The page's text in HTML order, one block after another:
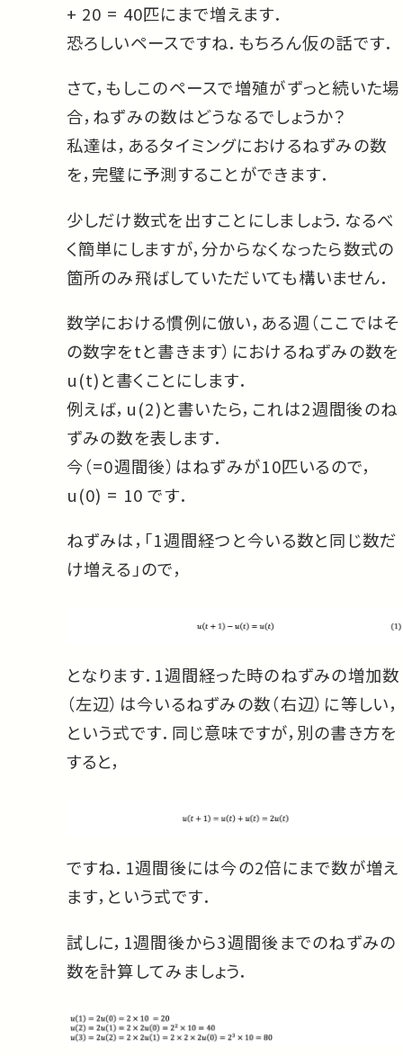
+ 20 = 40匹にまで増えます．
恐ろしいペースですね．もちろん仮の話です．
さて，もしこのペースで増殖がずっと続いた場
合，ねずみの数はどうなるでしょうか？
私達は，あるタイミングにおけるねずみの数
を，完璧に予測することができます．
少しだけ数式を出すことにしましょう．なるべ
く簡単にしますが，分からなくなったら数式の
箇所のみ飛ばしていただいても構いません．
数学における慣例に倣い，ある週（ここではそ
の数字をtと書きます）におけるねずみの数を
u(t)と書くことにします．
例えば，u(2)と書いたら，これは2週間後のね
ずみの数を表します．
今（=0週間後）はねずみが10匹いるので，
u(0) = 10 です．
ねずみは，「1週間経つと今いる数と同じ数だ
け増える」ので，
となります．1週間経った時のねずみの増加数
（左辺）は今いるねずみの数（右辺）に等しい，
という式です．同じ意味ですが，別の書き方を
すると，
ですね．1週間後には今の2倍にまで数が増え
ます，という式です．
試しに，1週間後から3週間後までのねずみの
数を計算してみましょう．